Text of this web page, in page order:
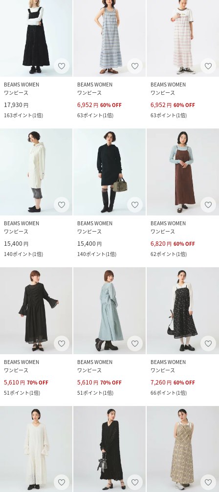
BEAMS WOMEN
ワンピース
17,930 円
163ポイント(1倍)
BEAMS WOMEN
ワンピース
6,952 円 60%OFF
63ポイント(1倍)
BEAMS WOMEN
ワンピース
6,952 円 60%OFF
63ポイント(1倍)
BEAMS WOMEN
ワンピース
15,400 円
140ポイント(1倍)
BEAMS WOMEN
ワンピース
15,400 円
140ポイント(1倍)
BEAMS WOMEN
ワンピース
6,820 円 60%OFF
62ポイント(1倍)
BEAMS WOMEN
ワンピース
5,610 円 70%OFF
51ポイント(1倍)
BEAMS WOMEN
ワンピース
5,610 円 70%OFF
51ポイント(1倍)
BEAMS WOMEN
ワンピース
7,260 円 60%OFF
66ポイント(1倍)